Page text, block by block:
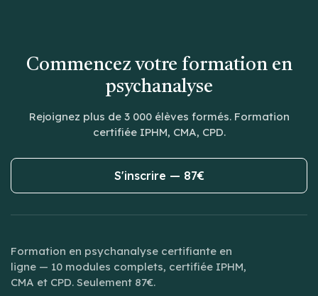
Commencez votre formation en
psychanalyse
Rejoignez plus de 3 000 élèves formés. Formation
certifiée IPHM, CMA, CPD.
S'inscrire — 87€
Formation en psychanalyse certifiante en
ligne — 10 modules complets, certifiée IPHM,
CMA et CPD. Seulement 87€.